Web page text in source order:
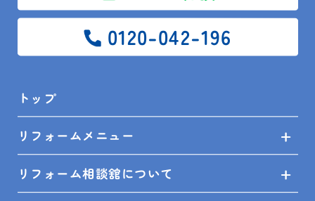
トップ
リフォームメニュー
リフォーム相談舘について
0120-042-196